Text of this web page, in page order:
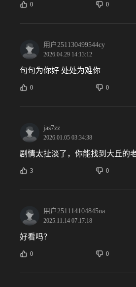
0 0
用户251130499544cy
2026.04.29 14:13:12
句句为你好 处处为难你
0 0
jas7zz
2026.01.05 03:34:38
剧情太扯淡了，你能找到大丘的
3 0
用户251114104845na
2025.11.14 07:17:18
好看吗？
0 0